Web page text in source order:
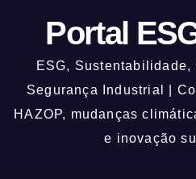
Portal
ESG,
Segurança Industrial |
HAZOP, mudanças
e inovação